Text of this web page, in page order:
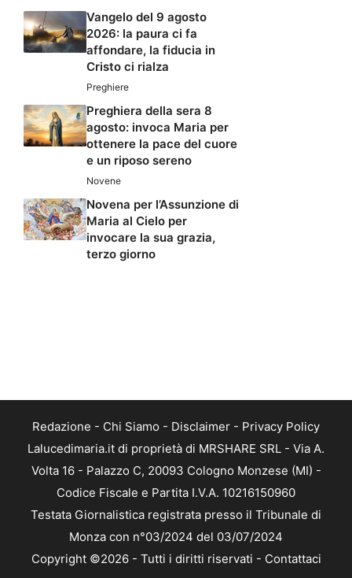
Vangelo del 9 agosto
2026: la paura ci fa
affondare, la fiducia in
Cristo ci rialza
Preghiere
Preghiera della sera 8
agosto: invoca Maria per
ottenere la pace del cuore
e un riposo sereno
Novene
Novena per l’Assunzione di
Maria al Cielo per
invocare la sua grazia,
terzo giorno
Redazione - Chi Siamo - Disclaimer - Privacy Policy
Lalucedimaria.it di proprietà di MRSHARE SRL - Via A.
Volta 16 - Palazzo C, 20093 Cologno Monzese (MI) -
Codice Fiscale e Partita I.V.A. 10216150960
Testata Giornalistica registrata presso il Tribunale di
Monza con n°03/2024 del 03/07/2024
Copyright ©2026 - Tutti i diritti riservati - Contattaci